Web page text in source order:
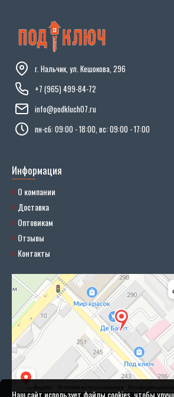
г. Нальчик, ул. Кешокова, 296
+7 (965) 499-84-72
info@podkluch07.ru
пн-сб: 09:00 - 18:00, вс: 09:00 - 17:00
Информация
О компании
Доставка
Оптовикам
Отзывы
Контакты
Наш сайт использует файлы cookies, чтобы